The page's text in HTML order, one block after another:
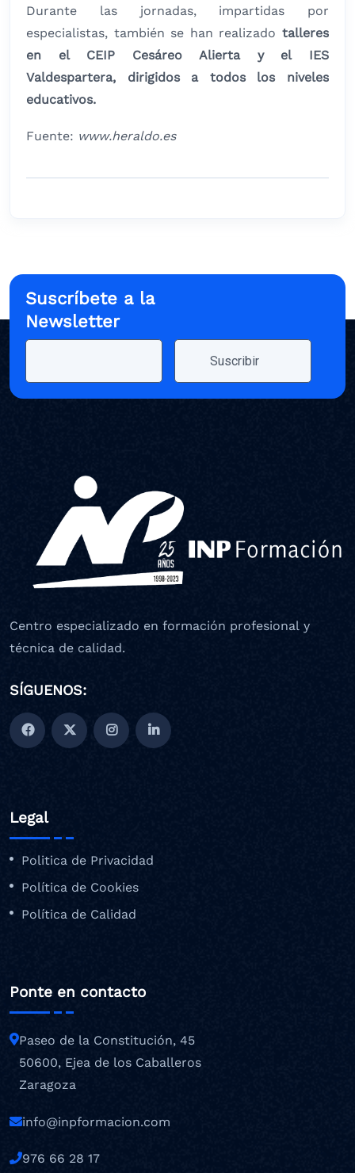
Durante las jornadas, impartidas por
especialistas, también se han realizado talleres
en el CEIP Cesáreo Alierta y el IES
Valdespartera, dirigidos a todos los niveles
educativos.
Fuente: www.heraldo.es
Suscríbete a la
Newsletter
Centro especializado en formación profesional y
técnica de calidad.
SÍGUENOS:
Legal
Politica de Privacidad
Política de Cookies
Política de Calidad
Ponte en contacto
Paseo de la Constitución, 45
50600, Ejea de los Caballeros
Zaragoza
info@inpformacion.com
976 66 28 17